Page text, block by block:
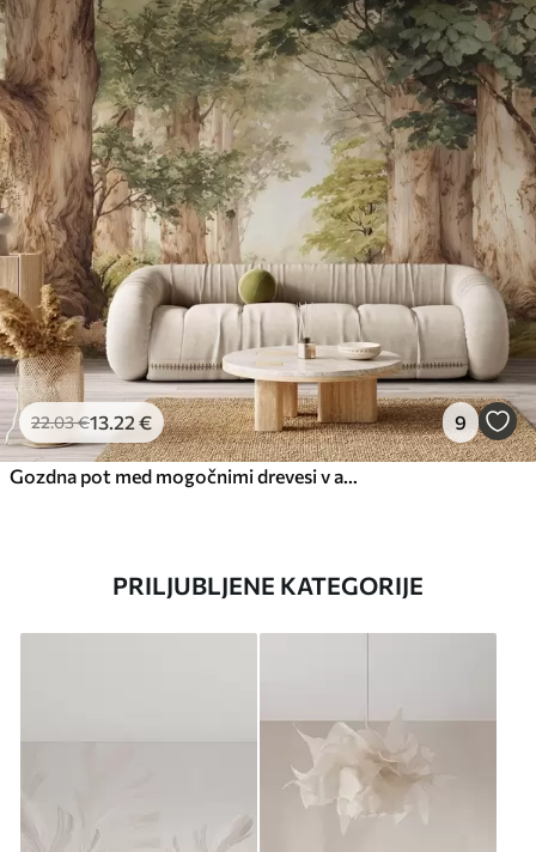
22.03€13 .22 € 9
PRILJUBLJENE KATEGORIJE